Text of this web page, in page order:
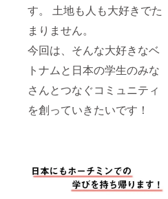
す。 土地も人も大好きでた
まりません。
今回は、そんな大好きなベ
トナムと日本の学生のみな
さんとつなぐコミュニティ
を創っていきたいです！